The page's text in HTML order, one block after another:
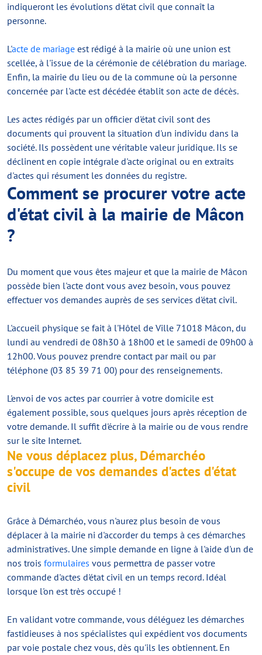
indiqueront les évolutions d'état civil que connaît la
personne.
L'acte de mariage est rédigé à la mairie où une union est
scellée, à l'issue de la cérémonie de célébration du mariage.
Enfin, la mairie du lieu ou de la commune où la personne
concernée par l'acte est décédée établit son acte de décès.
Les actes rédigés par un officier d'état civil sont des
documents qui prouvent la situation d'un individu dans la
société. Ils possèdent une véritable valeur juridique. Ils se
déclinent en copie intégrale d'acte original ou en extraits
d'actes qui résument les données du registre.
Comment se procurer votre acte
d'état civil à la mairie de Mâcon
?
Du moment que vous êtes majeur et que la mairie de Mâcon
possède bien l'acte dont vous avez besoin, vous pouvez
effectuer vos demandes auprès de ses services d'état civil.
L'accueil physique se fait à l'Hôtel de Ville 71018 Mâcon, du
lundi au vendredi de 08h30 à 18h00 et le samedi de 09h00 à
12h00. Vous pouvez prendre contact par mail ou par
téléphone (03 85 39 71 00) pour des renseignements.
L'envoi de vos actes par courrier à votre domicile est
également possible, sous quelques jours après réception de
votre demande. Il suffit d'écrire à la mairie ou de vous rendre
sur le site Internet.
Ne vous déplacez plus, Démarchéo
s'occupe de vos demandes d'actes d'état
civil
Grâce à Démarchéo, vous n'aurez plus besoin de vous
déplacer à la mairie ni d'accorder du temps à ces démarches
administratives. Une simple demande en ligne à l'aide d'un de
nos trois formulaires vous permettra de passer votre
commande d'actes d'état civil en un temps record. Idéal
lorsque l'on est très occupé !
En validant votre commande, vous déléguez les démarches
fastidieuses à nos spécialistes qui expédient vos documents
par voie postale chez vous, dès qu'ils les obtiennent. En